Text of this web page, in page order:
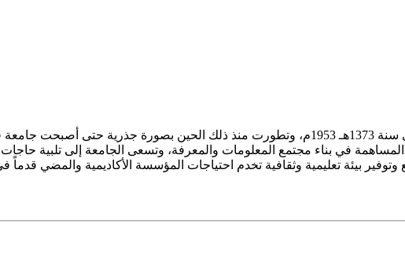
المساهمة في بناء مجتمع المعلومات والمعرفة، وتسعى الجامعة إلى تلبية حاجات
بيئة تعليمية وثقافية تخدم احتياجات المؤسسة الأكاديمية والمضي قدماً